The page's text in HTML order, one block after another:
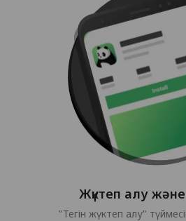
Жүктеп алу
"Тегін жүктеп алу"